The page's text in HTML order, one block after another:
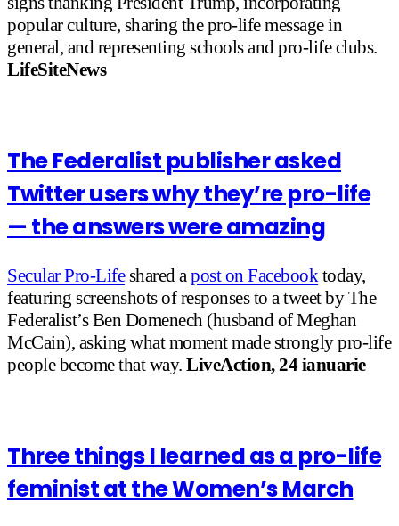
popular culture, sharing the pro-life message in
general, and representing schools and pro-life clubs.
LifeSiteNews
The Federalist publisher asked
Twitter users why they’re pro-life
— the answers were amazing
Secular Pro-Lifeshared apost on Facebooktoday,
featuring screenshots of responses to a tweet by The
Federalist’s Ben Domenech (husband of Meghan
McCain), asking what moment made strongly pro-life
people become that way. LiveAction, 24 ianuarie
Three things I learned as a pro-life
feminist at the Women’s March